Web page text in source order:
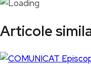
Articole